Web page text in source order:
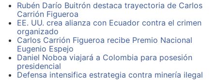
Rubén Darío Buitrón destaca trayectoria de Carlos
Carrión Figueroa
EE. UU. crea alianza con Ecuador contra el crimen
organizado
Carlos Carrión Figueroa recibe Premio Nacional
Eugenio Espejo
Daniel Noboa viajará a Colombia para posesión
presidencial
Defensa intensifica estrategia contra minería ilegal